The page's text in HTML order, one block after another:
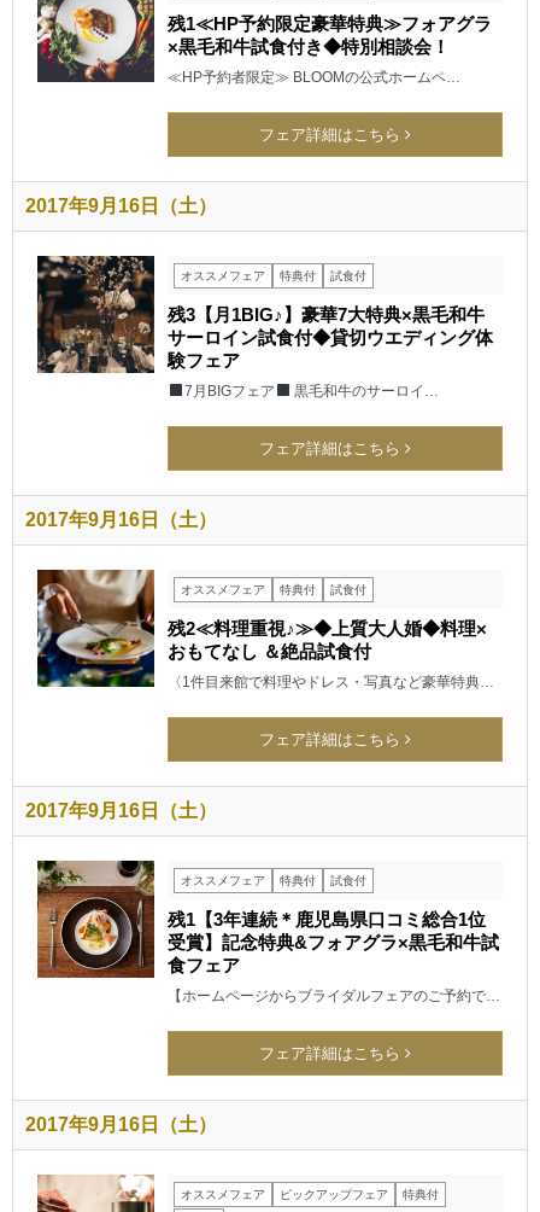
残1≪HP予約限定豪華特典≫フォアグラ
×黒毛和牛試食付き◆特別相談会！
≪HP予約者限定≫ BLOOMの公式ホームペ…
フェア詳細はこちら
2017年9月16日（土）
オススメフェア 特典付 試食付
残3【月1BIG♪】豪華7大特典×黒毛和牛
サーロイン試食付◆貸切ウエディング体
験フェア
7月BIGフェア 黒毛和牛のサーロイ…
フェア詳細はこちら
2017年9月16日（土）
オススメフェア 特典付 試食付
残2≪料理重視♪≫◆上質大人婚◆料理×
おもてなし ＆絶品試食付
〈1件目来館で料理やドレス・写真など豪華特典…
フェア詳細はこちら
2017年9月16日（土）
オススメフェア 特典付 試食付
残1【3年連続＊鹿児島県口コミ総合1位
受賞】記念特典&フォアグラ×黒毛和牛試
食フェア
【ホームページからブライダルフェアのご予約で…
フェア詳細はこちら
2017年9月16日（土）
オススメフェア ピックアップフェア
特典付